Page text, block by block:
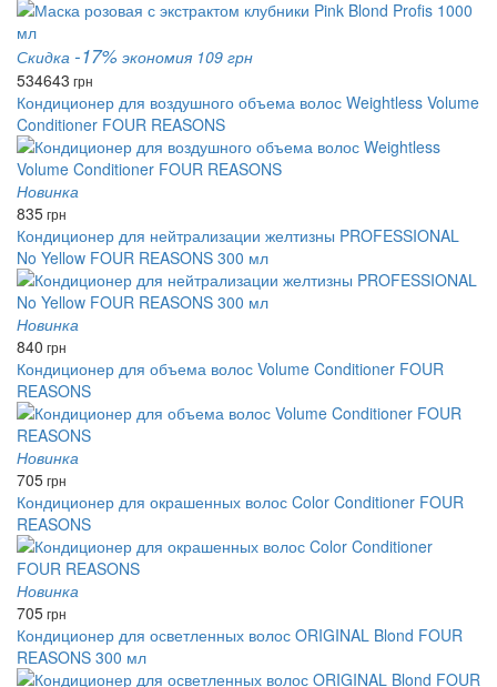
Скидка -17% экономия 109 грн
534643 грн
Кондиционер для воздушного объема волос Weightless Volume
Conditioner FOUR REASONS
Новинка
835грн
Кондиционер для нейтрализации желтизны PROFESSIONAL
No Yellow FOUR REASONS 300 мл
Новинка
840 грн
Кондиционер для объема волос Volume Conditioner FOUR
REASONS
Новинка
705грн
Кондиционер для окрашенных волос Color Conditioner FOUR
REASONS
Новинка
705грн
Кондиционер для осветленных волос ORIGINAL Blond FOUR
REASONS 300 мл